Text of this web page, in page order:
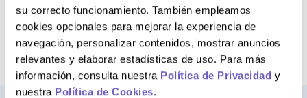
su correcto funcionamiento. También empleamos
cookies opcionales para mejorar la experiencia de
navegación, personalizar contenidos, mostrar anuncios
relevantes y elaborar estadísticas de uso. Para más
información, consulta nuestra Política de Privacidad y
nuestra Política de Cookies.
AGREGAR AL CARRITO AGREGAR AL CARRITO